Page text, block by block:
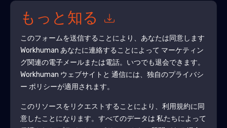
もっと知る
このフォームを送信することにより、あなたは同意します
Workhuman あなたに連絡することによって マーケティン
グ関連の電子メールまたは電話。いつでも退会できます。
Workhuman ウェブサイトと 通信には、独自のプライバシ
ー ポリシーが適用されます。
このリソースをリクエストすることにより、利用規約に同
意したことになります。すべてのデータは 私たちによって